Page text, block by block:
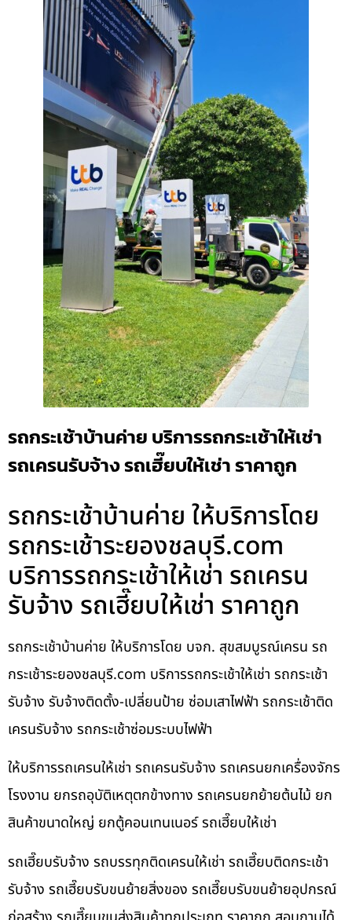
รถกระเช้าบ้านค่าย บริการรถกระเช้าให้เช่า
รถเครนรับจ้าง รถเฮี๊ยบให้เช่า ราคาถูก
รถกระเช้าบ้านค่าย ให้บริการโดย
รถกระเช้าระยองชลบุรี.com
บริการรถกระเช้าให้เช่า รถเครน
รับจ้าง รถเฮี๊ยบให้เช่า ราคาถูก
รถกระเช้าบ้านค่าย ให้บริการโดย บจก. สุขสมบูรณ์เครน รถ
กระเช้าระยองชลบุรี.com บริการรถกระเช้าให้เช่า รถกระเช้า
รับจ้าง รับจ้างติดตั้ง-เปลี่ยนป้าย ซ่อมเสาไฟฟ้า รถกระเช้าติด
เครนรับจ้าง รถกระเช้าซ่อมระบบไฟฟ้า
ให้บริการรถเครนให้เช่า รถเครนรับจ้าง รถเครนยกเครื่องจักร
โรงงาน ยกรถอุบัติเหตุตกข้างทาง รถเครนยกย้ายต้นไม้ ยก
สินค้าขนาดใหญ่ ยกตู้คอนเทนเนอร์ รถเฮี๊ยบให้เช่า
รถเฮี๊ยบรับจ้าง รถบรรทุกติดเครนให้เช่า รถเฮี๊ยบติดกระเช้า
รับจ้าง รถเฮี๊ยบรับขนย้ายสิ่งของ รถเฮี๊ยบรับขนย้ายอุปกรณ์